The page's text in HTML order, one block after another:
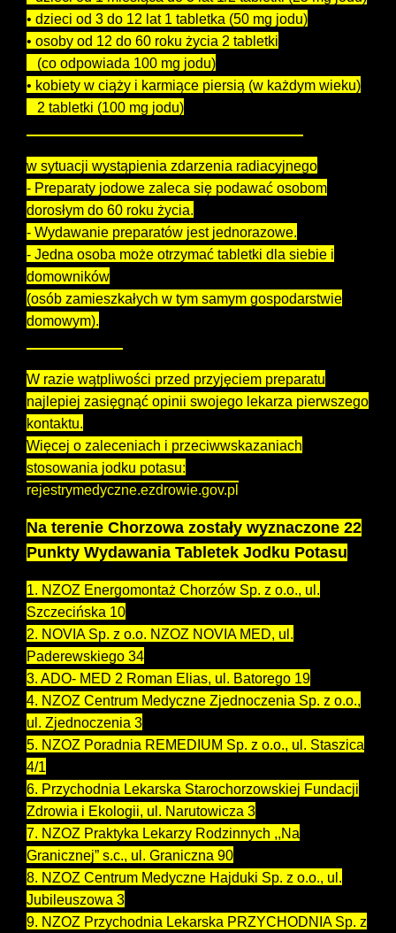
• dzieci od 3 do 12 lat 1 tabletka (50 mg jodu)
• osoby od 12 do 60 roku życia 2 tabletki
(co odpowiada 100 mg jodu)
• kobiety w ciąży i karmiące piersią (w każdym wieku)
2 tabletki (100 mg jodu)
w sytuacji wystąpienia zdarzenia radiacyjnego
- Preparaty jodowe zaleca się podawać osobom
dorosłym do 60 roku życia.
- Wydawanie preparatów jest jednorazowe.
- Jedna osoba może otrzymać tabletki dla siebie i
domowników
(osób zamieszkałych w tym samym gospodarstwie
domowym).
W razie wątpliwości przed przyjęciem preparatu
najlepiej zasięgnąć opinii swojego lekarza pierwszego
kontaktu.
Więcej o zaleceniach i przeciwwskazaniach
stosowania jodku potasu:
rejestrymedyczne.ezdrowie.gov.pl
Na terenie Chorzowa zostały wyznaczone 22
Punkty Wydawania Tabletek Jodku Potasu
1. NZOZ Energomontaż Chorzów Sp. z o.o., ul.
Szczecińska 10
2. NOVIA Sp. z o.o. NZOZ NOVIA MED, ul.
Paderewskiego 34
3. ADO- MED 2 Roman Elias, ul. Batorego 19
4. NZOZ Centrum Medyczne Zjednoczenia Sp. z o.o.,
ul. Zjednoczenia 3
5. NZOZ Poradnia REMEDIUM Sp. z o.o., ul. Staszica
4/1
6. Przychodnia Lekarska Starochorzowskiej Fundacji
Zdrowia i Ekologii, ul. Narutowicza 3
7. NZOZ Praktyka Lekarzy Rodzinnych ,,Na
Granicznej” s.c., ul. Graniczna 90
8. NZOZ Centrum Medyczne Hajduki Sp. z o.o., ul.
Jubileuszowa 3
9. NZOZ Przychodnia Lekarska PRZYCHODNIA Sp. z